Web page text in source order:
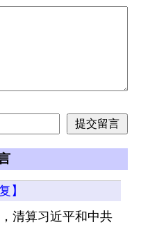
】
清算习近平和中共